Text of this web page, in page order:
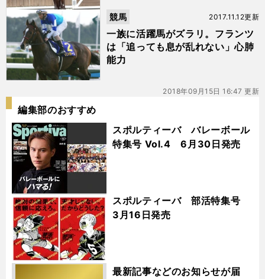
バ
一族に活躍馬がズラリ。フランツ
は「追っても息が乱れない」心肺
能力
2017.11.12更新
競馬
2018年09月15日 16:47 更新
編集部のおすすめ
スポルティーバ バレーボール
特集号 Vol.4 6月30日発売
スポルティーバ 部活特集号
3月16日発売
最新記事などのお知らせが届